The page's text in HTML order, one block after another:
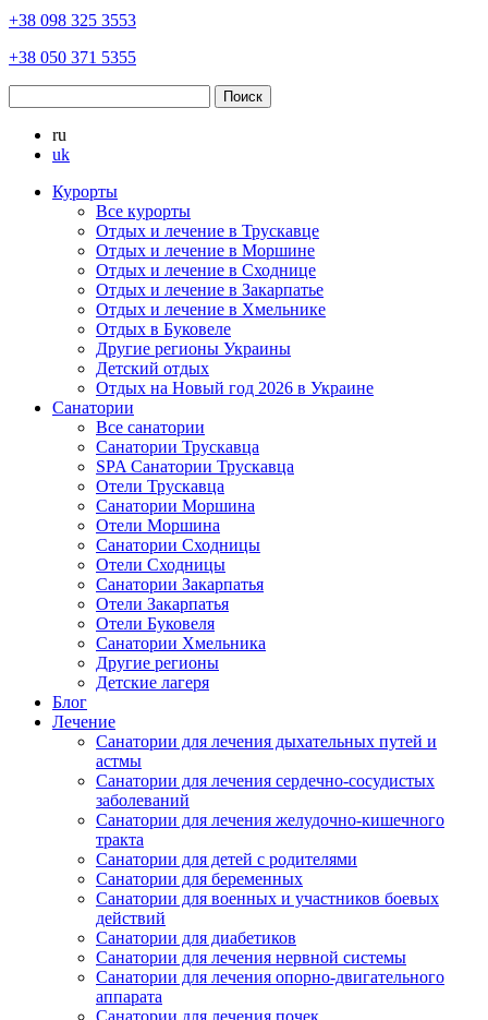
+38 098 325 3553
+38 050 371 5355
ru
uk
Курорты
Все курорты
Отдых и лечение в Трускавце
Отдых и лечение в Моршине
Отдых и лечение в Сходнице
Отдых и лечение в Закарпатье
Отдых и лечение в Хмельнике
Отдых в Буковеле
Другие регионы Украины
Детский отдых
Отдых на Новый год 2026 в Украине
Санатории
Все санатории
Санатории Трускавца
SPA Санатории Трускавца
Отели Трускавца
Санатории Моршина
Отели Моршина
Санатории Сходницы
Отели Сходницы
Санатории Закарпатья
Отели Закарпатья
Отели Буковеля
Санатории Хмельника
Другие регионы
Детские лагеря
Блог
Лечение
Санатории для лечения дыхательных путей и
астмы
Санатории для лечения сердечно-сосудистых
заболеваний
Санатории для лечения желудочно-кишечного
тракта
Санатории для детей с родителями
Санатории для беременных
Санатории для военных и участников боевых
действий
Санатории для диабетиков
Санатории для лечения нервной системы
Санатории для лечения опорно-двигательного
аппарата
Санатории для лечения почек